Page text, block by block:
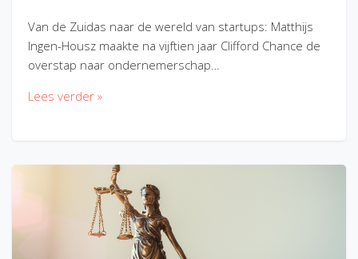
Van de Zuidas naar de wereld van startups: Matthijs
Ingen-Housz maakte na vijftien jaar Clifford Chance de
overstap naar ondernemerschap…
Lees verder »